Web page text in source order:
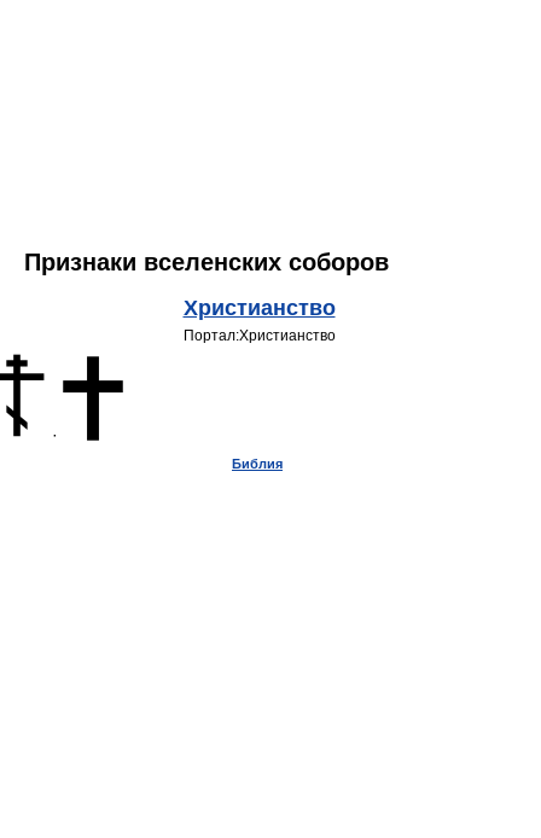
Признаки вселенских соборов
Христианство
Портал:Христианство
· ‎
Библия